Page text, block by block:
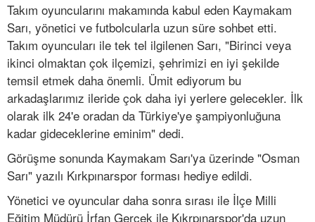
Takım oyuncularını makamında kabul eden Kaymakam
Sarı, yönetici ve futbolcularla uzun süre sohbet etti.
Takım oyuncuları ile tek tel ilgilenen Sarı, "Birinci veya
ikinci olmaktan çok ilçemizi, şehrimizi en iyi şekilde
temsil etmek daha önemli. Ümit ediyorum bu
arkadaşlarımız ileride çok daha iyi yerlere gelecekler. İlk
olarak ilk 24'e oradan da Türkiye'ye şampiyonluğuna
kadar gideceklerine eminim" dedi.
Görüşme sonunda Kaymakam Sarı'ya üzerinde "Osman
Sarı" yazılı Kırkpınarspor forması hediye edildi.
Yönetici ve oyuncular daha sonra sırası ile İlçe Milli
Eğitim Müdürü İrfan Gerçek ile Kıkrpınarspor'da uzun